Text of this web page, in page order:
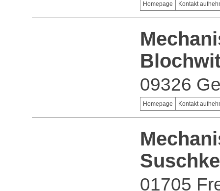
Homepage Kontakt
09326
Homepage Kontakt
Suschke
01705